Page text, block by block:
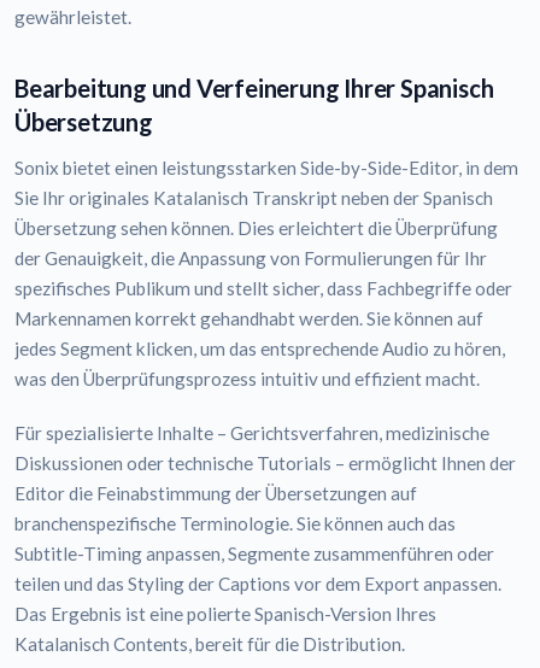
gewährleistet.
Bearbeitung und Verfeinerung Ihrer Spanisch
Übersetzung
Sonix bietet einen leistungsstarken Side-by-Side-Editor, in dem
Sie Ihr originales Katalanisch Transkript neben der Spanisch
Übersetzung sehen können. Dies erleichtert die Überprüfung
der Genauigkeit, die Anpassung von Formulierungen für Ihr
spezifisches Publikum und stellt sicher, dass Fachbegriffe oder
Markennamen korrekt gehandhabt werden. Sie können auf
jedes Segment klicken, um das entsprechende Audio zu hören,
was den Überprüfungsprozess intuitiv und effizient macht.
Für spezialisierte Inhalte – Gerichtsverfahren, medizinische
Diskussionen oder technische Tutorials – ermöglicht Ihnen der
Editor die Feinabstimmung der Übersetzungen auf
branchenspezifische Terminologie. Sie können auch das
Subtitle-Timing anpassen, Segmente zusammenführen oder
teilen und das Styling der Captions vor dem Export anpassen.
Das Ergebnis ist eine polierte Spanisch-Version Ihres
Katalanisch Contents, bereit für die Distribution.